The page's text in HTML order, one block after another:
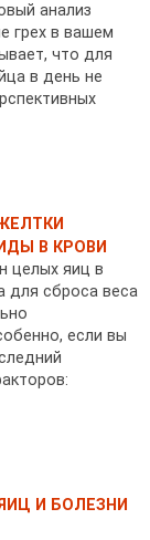
анализ
грех в вашем
что для
в день не
В КРОВИ
целых яиц в
для сброса веса
если вы
И БОЛЕЗНИ